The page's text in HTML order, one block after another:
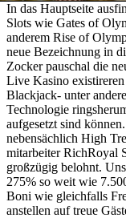
In das Hauptseite
Slots wie Gates of
anderem Rise of
neue Bezeichnung in
Zocker pauschal die
Live Kasino existireren
Blackjack- unter
Technologie
aufgesetzt sind
nebensächlich High
mitarbeiter RichRoyal
großzügig belohnt.
275% so weit wie
Boni wie gleichfalls
anstellen auf treue